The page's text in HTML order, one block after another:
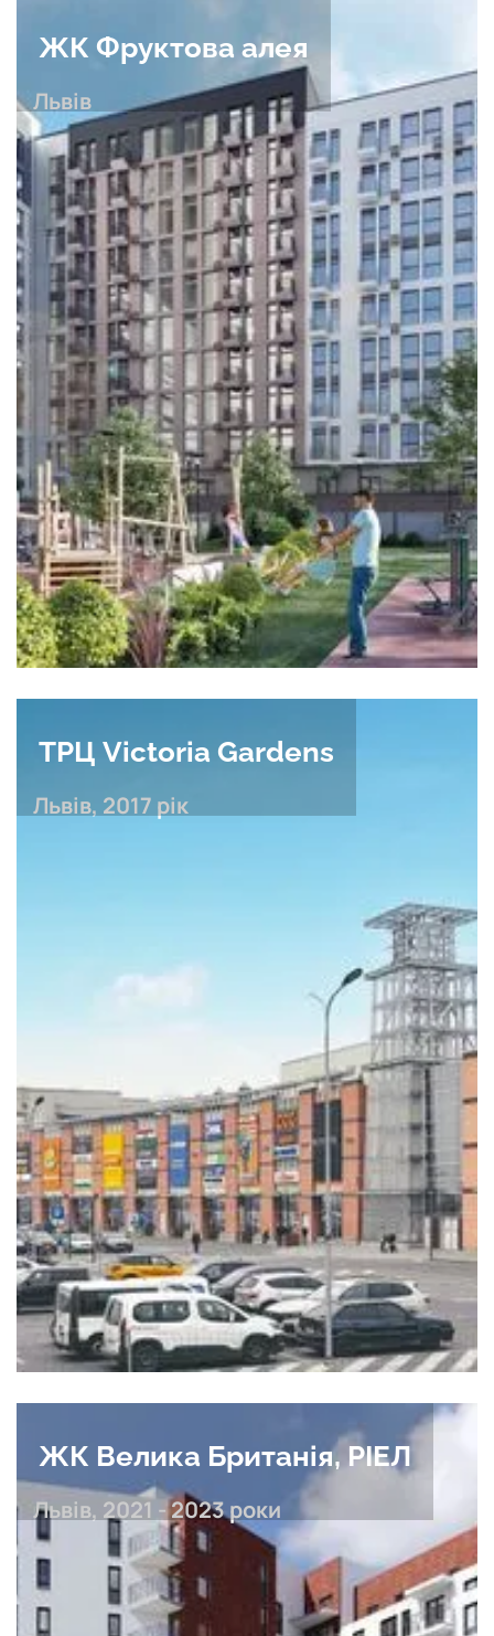
ЖК Фруктова алея
Львів
ТРЦ Victoria Gardens
Львів, 2017 рік
ЖК Велика Британія, РІЕЛ
Львів, 2021 - 2023 роки